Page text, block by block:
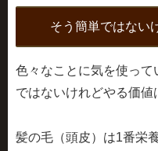
そう簡単ではない
色々なことに気を使っ
ではないけれどやる価値
髪の毛（頭皮）は1番栄